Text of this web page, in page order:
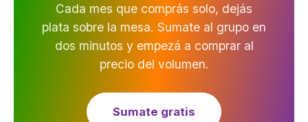
Cada mes que comprás solo, dejás
plata sobre la mesa. Sumate al grupo en
dos minutos y empezá a comprar al
precio del volumen.
Sumate gratis